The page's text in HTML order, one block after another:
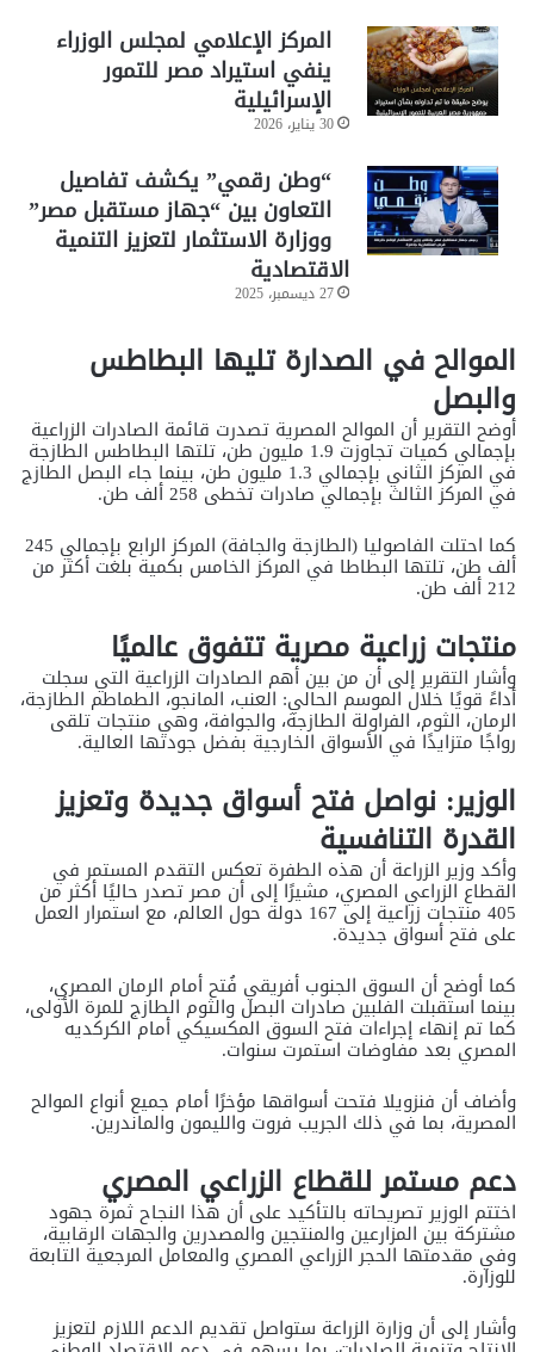
المركز الإعلامي لمجلس الوزراء
ينفي استيراد مصر للتمور
الإسرائيلية
30 يناير، 2026
“وطن رقمي” يكشف تفاصيل
التعاون بين “جهاز مستقبل مصر”
ووزارة الاستثمار لتعزيز التنمية
الاقتصادية
27 ديسمبر، 2025
الموالح في الصدارة تليها البطاطس
والبصل
أوضح التقرير أن الموالح المصرية تصدرت قائمة الصادرات الزراعية
بإجمالي كميات تجاوزت 1.9 مليون طن، تلتها البطاطس الطازجة
في المركز الثاني بإجمالي 1.3 مليون طن، بينما جاء البصل الطازج
في المركز الثالث بإجمالي صادرات تخطى 258 ألف طن.
كما احتلت الفاصوليا (الطازجة والجافة) المركز الرابع بإجمالي 245
ألف طن، تلتها البطاطا في المركز الخامس بكمية بلغت أكثر من
212 ألف طن.
منتجات زراعية مصرية تتفوق عالميًا
وأشار التقرير إلى أن من بين أهم الصادرات الزراعية التي سجلت
أداءً قويًا خلال الموسم الحالي: العنب، المانجو، الطماطم الطازجة،
الرمان، الثوم، الفراولة الطازجة، والجوافة، وهي منتجات تلقى
رواجًا متزايدًا في الأسواق الخارجية بفضل جودتها العالية.
الوزير: نواصل فتح أسواق جديدة وتعزيز
القدرة التنافسية
وأكد وزير الزراعة أن هذه الطفرة تعكس التقدم المستمر في
القطاع الزراعي المصري، مشيرًا إلى أن مصر تصدر حاليًا أكثر من
405 منتجات زراعية إلى 167 دولة حول العالم، مع استمرار العمل
على فتح أسواق جديدة.
كما أوضح أن السوق الجنوب أفريقي فُتح أمام الرمان المصري،
بينما استقبلت الفلبين صادرات البصل والثوم الطازج للمرة الأولى،
كما تم إنهاء إجراءات فتح السوق المكسيكي أمام الكركديه
المصري بعد مفاوضات استمرت سنوات.
وأضاف أن فنزويلا فتحت أسواقها مؤخرًا أمام جميع أنواع الموالح
المصرية، بما في ذلك الجريب فروت والليمون والماندرين.
دعم مستمر للقطاع الزراعي المصري
اختتم الوزير تصريحاته بالتأكيد على أن هذا النجاح ثمرة جهود
مشتركة بين المزارعين والمنتجين والمصدرين والجهات الرقابية،
وفي مقدمتها الحجر الزراعي المصري والمعامل المرجعية التابعة
للوزارة.
وأشار إلى أن وزارة الزراعة ستواصل تقديم الدعم اللازم لتعزيز